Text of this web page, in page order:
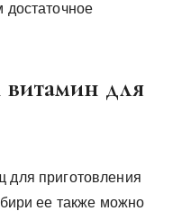
достаточное
для
приготовления
ее также можно